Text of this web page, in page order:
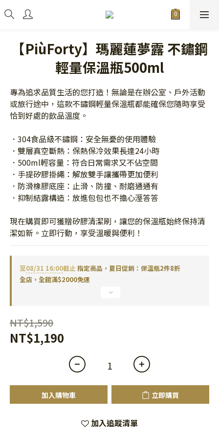
【PiùForty】瑪麗蓮夢露 不鏽鋼
輕量保溫瓶500ml
專為追求品質生活的您打造！無論是在辦公室、戶外活動
或旅行途中，這款不鏽鋼輕量保溫瓶都能確保您隨時享受
恰到好處的飲品溫度。
．304食品級不鏽鋼：安全無憂的使用體驗
．雙層真空斷熱：保熱保冷效果長達24小時
．500ml輕容量：符合日常需求又不佔空間
．手提矽膠掛繩：解放雙手讓攜帶更加便利
．防滑橡膠底座：止滑、防撞、耐磨通通有
．抑制結露構造：放進包包也不擔心溼答答
現在購買即可獲贈矽膠清潔刷，讓您的保溫瓶始終保持清
潔如新。立即行動，享受溫暖與便利！
至08/31 16:00截止指定商品，夏日促銷：保溫瓶2件8折
全店，全館滿$2000免運
NT$1,590
NT$1,190
加入購物車 立即購買
加入追蹤清單